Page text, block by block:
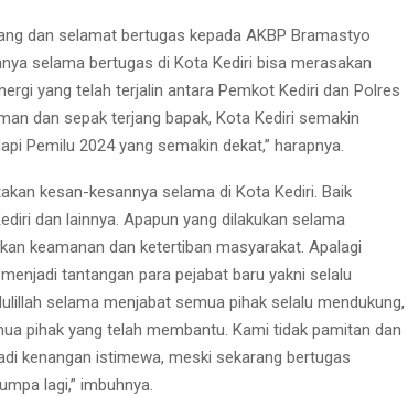
dan selamat bertugas kepada AKBP Bramastyo
selama bertugas di Kota Kediri bisa merasakan
yang telah terjalin antara Pemkot Kediri dan Polres
dan sepak terjang bapak, Kota Kediri semakin
Pemilu 2024 yang semakin dekat,” harapnya.
kesan-kesannya selama di Kota Kediri. Baik
dan lainnya. Apapun yang dilakukan selama
keamanan dan ketertiban masyarakat. Apalagi
tantangan para pejabat baru yakni selalu
selama menjabat semua pihak selalu mendukung,
pihak yang telah membantu. Kami tidak pamitan dan
kenangan istimewa, meski sekarang bertugas
lagi,” imbuhnya.